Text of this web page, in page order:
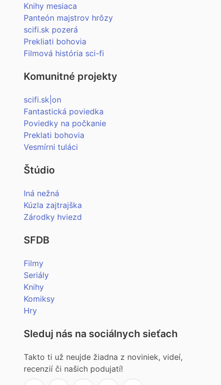
Knihy mesiaca
Panteón majstrov hrôzy
scifi.sk pozerá
Prekliati bohovia
Filmová história sci-fi
Komunitné projekty
scifi.sk|on
Fantastická poviedka
Poviedky na počkanie
Preklati bohovia
Vesmírni tuláci
Štúdio
Iná nežná
Kúzla zajtrajška
Zárodky hviezd
SFDB
Filmy
Seriály
Knihy
Komiksy
Hry
Sleduj nás na sociálnych sieťach
Takto ti už neujde žiadna z noviniek, videí,
recenzií či našich podujatí!